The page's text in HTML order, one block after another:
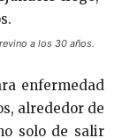
a los 30 años.
enfermedad
alrededor de
solo de salir